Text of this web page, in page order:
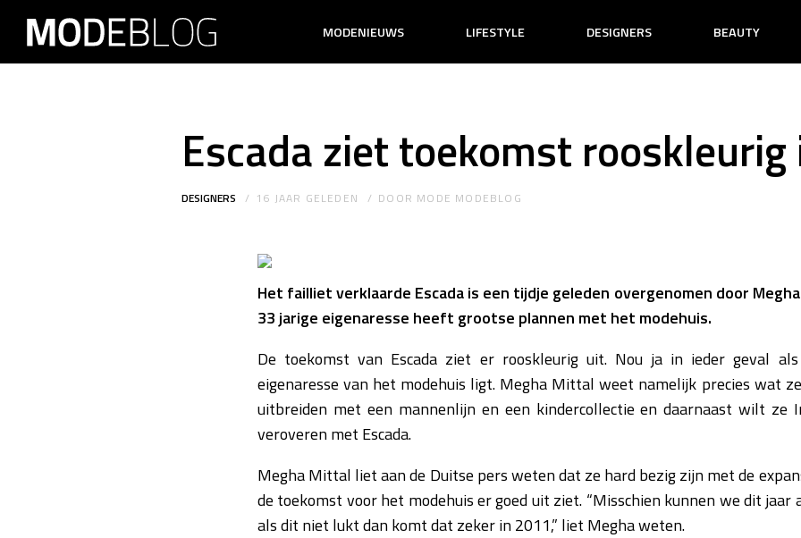
MODENIEUWS LIFESTYLE DESIGNERS BEAUTY
Escada ziet toekomst rooskleurig
DESIGNERS 16 JAAR GELEDEN DOOR MODE MODEBLOG
Het failliet verklaarde Escada is een tijdje geleden overgenomen door
33 jarige eigenaresse heeft grootse plannen met het modehuis.
De toekomst van Escada ziet er rooskleurig uit. Nou ja in ieder geval
eigenaresse van het modehuis ligt. Megha Mittal weet namelijk precies wat
uitbreiden met een mannenlijn en een kindercollectie en daarnaast wilt ze
veroveren met Escada.
Megha Mittal liet aan de Duitse pers weten dat ze hard bezig zijn met de
de toekomst voor het modehuis er goed uit ziet. “Misschien kunnen we dit
als dit niet lukt dan komt dat zeker in 2011,” liet Megha weten.